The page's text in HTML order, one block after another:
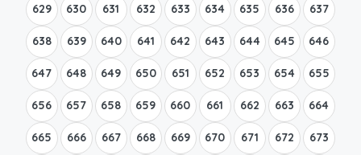
629 630 631 632 633 634 635 636 637
638 639 640 641 642 643 644 645 646
647 648 649 650 651 652 653 654 655
656 657 658 659 660 661 662 663 664
665 666 667 668 669 670 671 672 673